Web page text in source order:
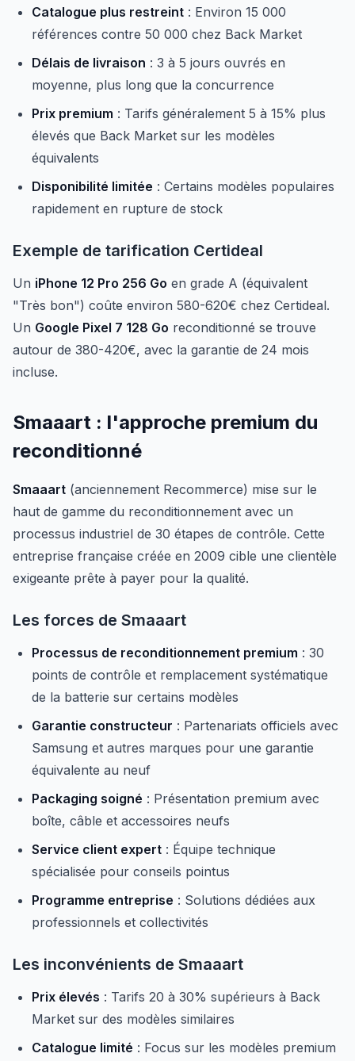
Catalogue plus restreint : Environ 15 000
références contre 50 000 chez Back Market
Délais de livraison : 3 à 5 jours ouvrés en
moyenne, plus long que la concurrence
Prix premium : Tarifs généralement 5 à 15% plus
élevés que Back Market sur les modèles
équivalents
Disponibilité limitée : Certains modèles populaires
rapidement en rupture de stock
Exemple de tarification Certideal
Un iPhone 12 Pro 256 Go en grade A (équivalent
"Très bon") coûte environ 580-620€ chez Certideal.
Un Google Pixel 7 128 Go reconditionné se trouve
autour de 380-420€, avec la garantie de 24 mois
incluse.
Smaaart : l'approche premium du
reconditionné
Smaaart (anciennement Recommerce) mise sur le
haut de gamme du reconditionnement avec un
processus industriel de 30 étapes de contrôle. Cette
entreprise française créée en 2009 cible une clientèle
exigeante prête à payer pour la qualité.
Les forces de Smaaart
Processus de reconditionnement premium : 30
points de contrôle et remplacement systématique
de la batterie sur certains modèles
Garantie constructeur : Partenariats officiels avec
Samsung et autres marques pour une garantie
équivalente au neuf
Packaging soigné : Présentation premium avec
boîte, câble et accessoires neufs
Service client expert : Équipe technique
spécialisée pour conseils pointus
Programme entreprise : Solutions dédiées aux
professionnels et collectivités
Les inconvénients de Smaaart
Prix élevés : Tarifs 20 à 30% supérieurs à Back
Market sur des modèles similaires
Catalogue limité : Focus sur les modèles premium